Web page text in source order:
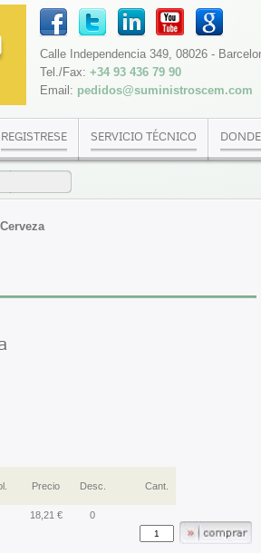
Calle Independencia 349, 08026 -
Tel./Fax: +34 93 436 79 90
Email: pedidos@suministroscem.com
REGISTRESE SERVICIO TÉCNICO
Cerveza
Precio Desc. Cant.
18,21 € 0